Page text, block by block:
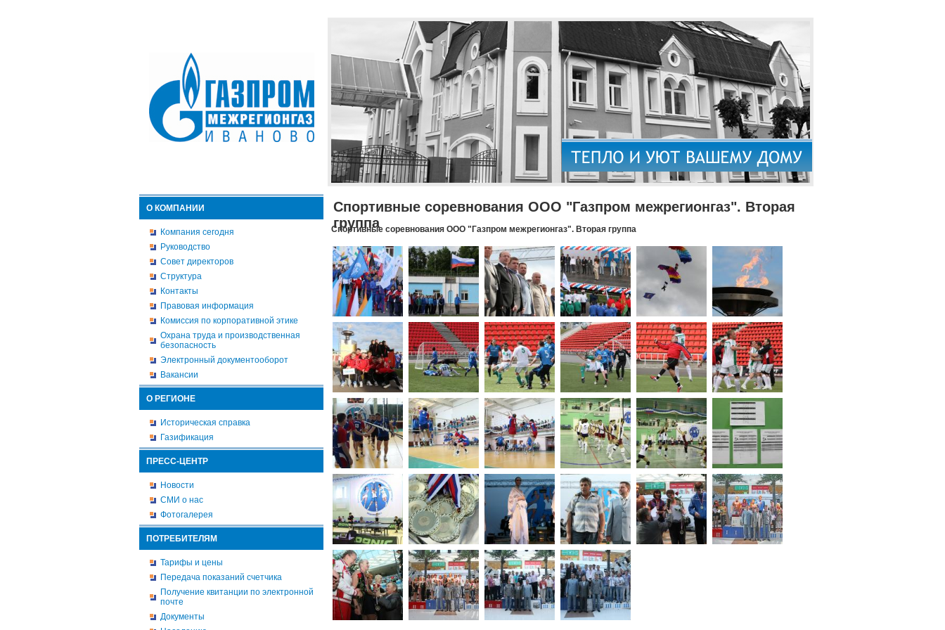
О КОМПАНИИ
Компания сегодня
Руководство
Совет директоров
Структура
Контакты
Правовая информация
Комиссия по корпоративной этике
Охрана труда и производственная
безопасность
Электронный документооборот
Вакансии
О РЕГИОНЕ
Историческая справка
Газификация
ПРЕСС-ЦЕНТР
Новости
СМИ о нас
Фотогалерея
ПОТРЕБИТЕЛЯМ
Тарифы и цены
Передача показаний счетчика
Получение квитанции по электронной
почте
Документы
Спортивные соревнования ООО "Газпром межрегионгаз". Вторая
группа
Спортивные соревнования ООО "Газпром межрегионгаз". Вторая группа